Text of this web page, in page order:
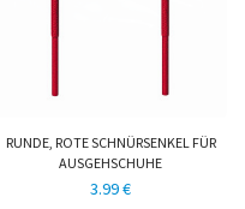
RUNDE, ROTE SCHNÜRSENKEL FÜR
AUSGEHSCHUHE
3.99 €